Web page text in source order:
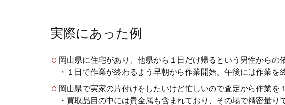
実際にあった例
岡山県に住宅があり、他県から１日だけ帰るという男性からの
・１日で作業が終わるよう早朝から作業開始、午後には作業を
岡山県で実家の片付けをしたいけど忙しいので査定から作業を
・買取品目の中には貴金属も含まれており、その場で精密量